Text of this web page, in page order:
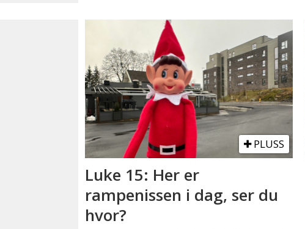
PLUSS
Luke 15: Her er
rampenissen i dag, ser du
hvor?